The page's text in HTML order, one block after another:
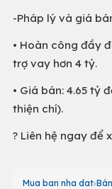
-Pháp lý và giá
• Hoàn công đầy
trợ vay hơn 4 tỷ.
• Giá bán: 4.65 tỷ
thiện chí).
? Liên hệ ngay để
Mua ban nha dat